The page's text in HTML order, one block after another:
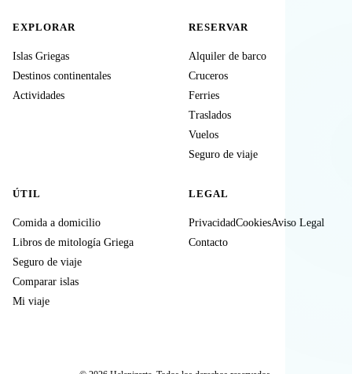
EXPLORAR
Islas Griegas
Destinos continentales
Actividades
RESERVAR
Alquiler de barco
Cruceros
Ferries
Traslados
Vuelos
Seguro de viaje
ÚTIL
Comida a domicilio
Libros de mitología Griega
Seguro de viaje
Comparar islas
Mi viaje
LEGAL
PrivacidadCookiesAviso Legal
Contacto